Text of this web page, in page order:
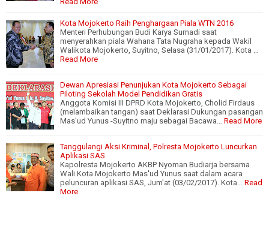
Kota Mojokerto Raih Penghargaan Piala WTN 2016
Menteri Perhubungan Budi Karya Sumadi saat
menyerahkan piala Wahana Tata Nugraha kepada Wakil
Walikota Mojokerto, Suyitno, Selasa (31/01/2017). Kota …
Read More
Dewan Apresiasi Penunjukan Kota Mojokerto Sebagai
Piloting Sekolah Model Pendidikan Gratis
Anggota Komisi III DPRD Kota Mojokerto, Cholid Firdaus
(melambaikan tangan) saat Deklarasi Dukungan pasangan
Mas'ud Yunus -Suyitno maju sebagai Bacawa… Read More
Tanggulangi Aksi Kriminal, Polresta Mojokerto Luncurkan
Aplikasi SAS
Kapolresta Mojokerto AKBP Nyoman Budiarja bersama
Wali Kota Mojokerto Mas'ud Yunus saat dalam acara
peluncuran aplikasi SAS, Jum'at (03/02/2017). Kota… Read
More